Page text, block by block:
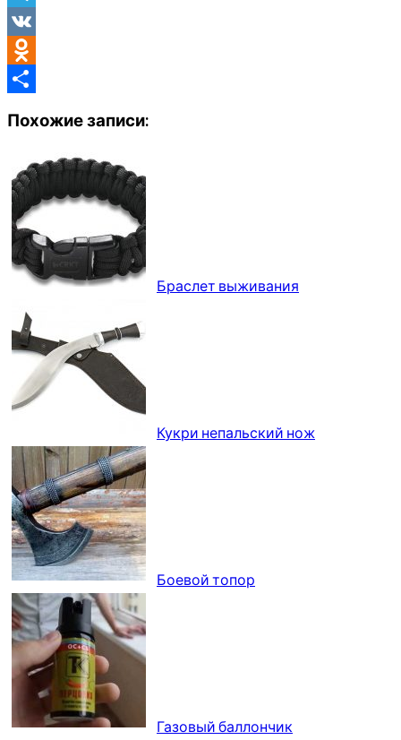
Telegram
VK
Odnoklassniki
Похожие записи:
Браслет выживания
Кукри непальский нож
Боевой топор
Газовый баллончик